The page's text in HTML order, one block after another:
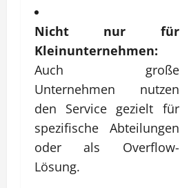
Nicht nur für
Kleinunternehmen:
Auch große
Unternehmen nutzen
den Service gezielt für
spezifische Abteilungen
oder als Overflow-
Lösung.